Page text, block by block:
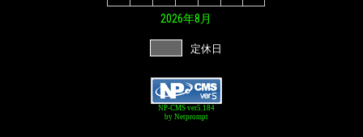
2026年8月
定休日
NP-CMS ver5.184
by Netprompt